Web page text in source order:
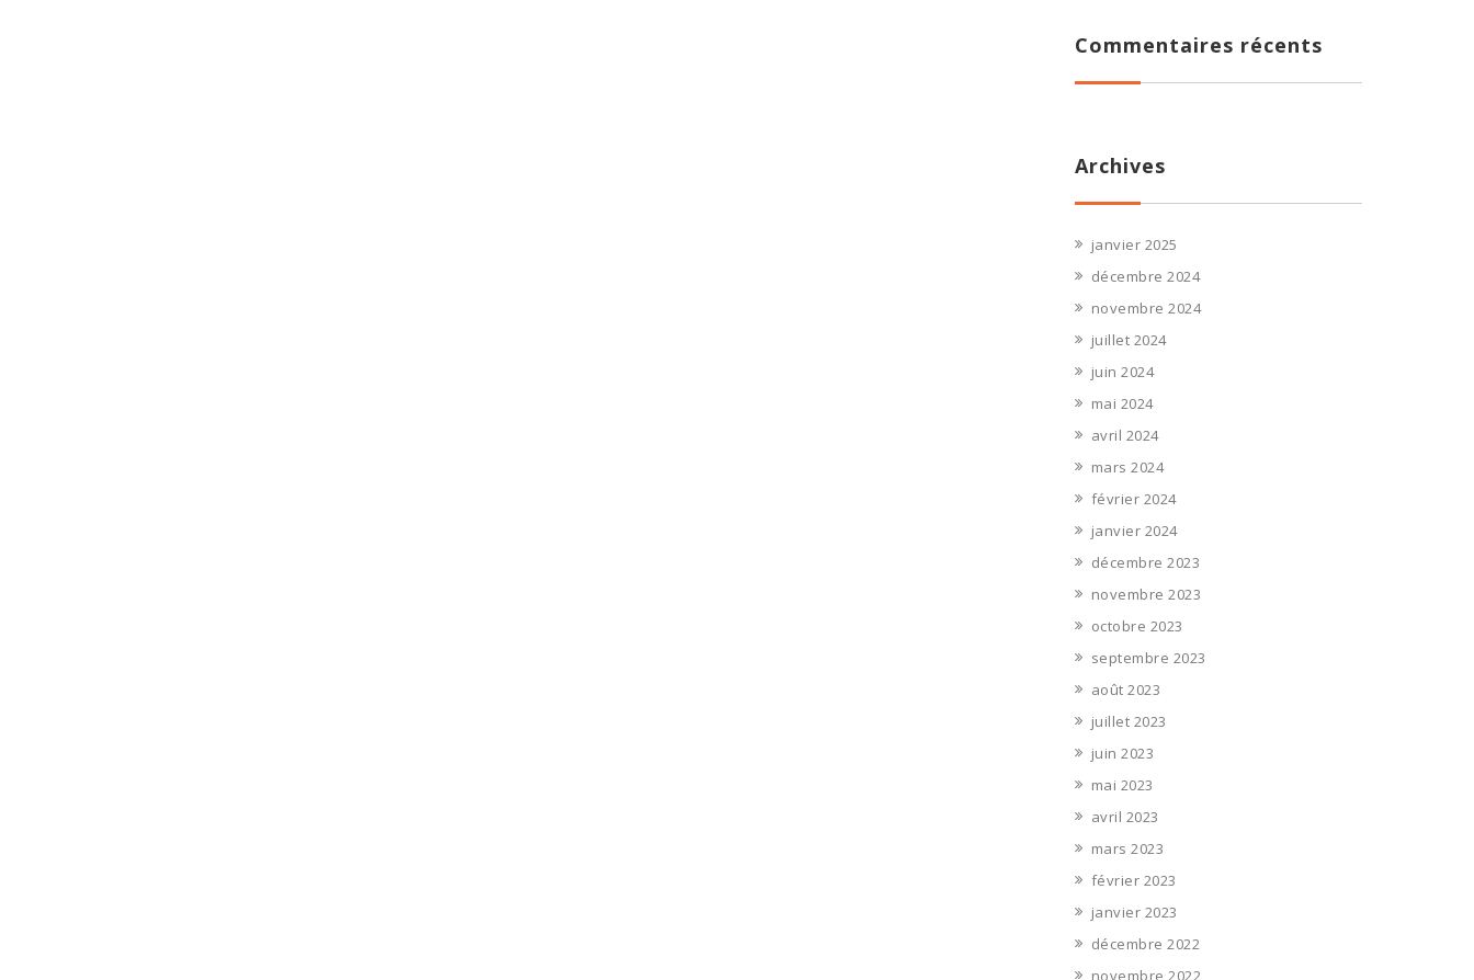
Commentaires récents
Archives
janvier 2025
décembre 2024
novembre 2024
juillet 2024
juin 2024
mai 2024
avril 2024
mars 2024
février 2024
janvier 2024
décembre 2023
novembre 2023
octobre 2023
septembre 2023
août 2023
juillet 2023
juin 2023
mai 2023
avril 2023
mars 2023
février 2023
janvier 2023
décembre 2022
novembre 2022